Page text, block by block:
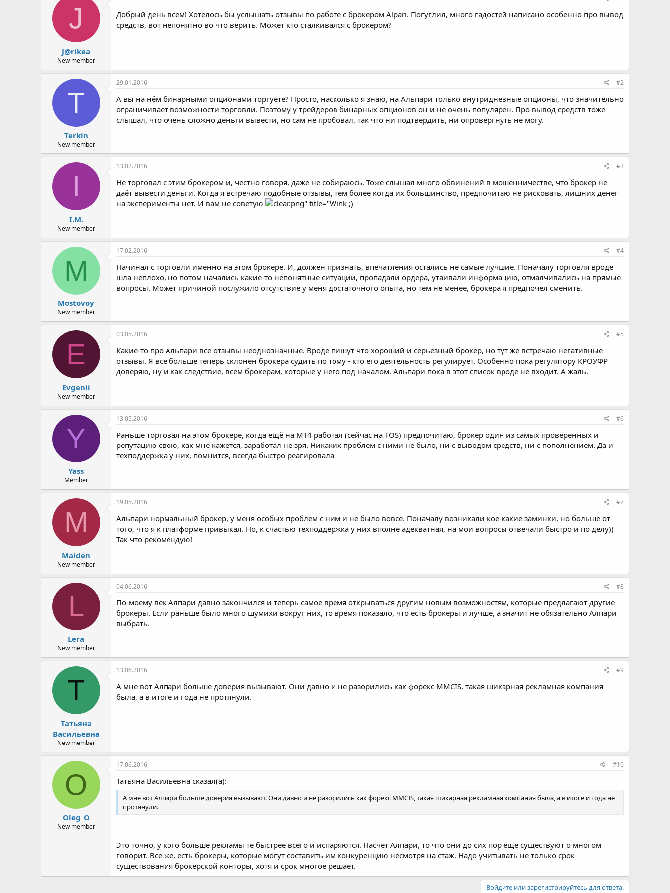
J
J@rikea
New member
Добрый день всем! Хотелось бы услышать отзывы по работе с брокером Alpari. Погуглил, много гадостей написано особенно про вывод
средств, вот непонятно во что верить. Может кто сталкивался с брокером?
T
Terkin
New member
29.01.2016 #2
А вы на нём бинарными опционами торгуете? Просто, насколько я знаю, на Альпари только внутридневные опционы, что значительно
ограничивает возможности торговли. Поэтому у трейдеров бинарных опционов он и не очень популярен. Про вывод средств тоже
слышал, что очень сложно деньги вывести, но сам не пробовал, так что ни подтвердить, ни опровергнуть не могу.
I
I.M.
New member
13.02.2016 #3
Не торговал с этим брокером и, честно говоря, даже не собираюсь. Тоже слышал много обвинений в мошенничестве, что брокер не
даёт вывести деньги. Когда я встречаю подобные отзывы, тем более когда их большинство, предпочитаю не рисковать, лишних денег
на эксперименты нет. И вам не советую
M
Mostovoy
New member
17.02.2016 #4
Начинал с торговли именно на этом брокере. И, должен признать, впечатления остались не самые лучшие. Поначалу торговля вроде
шла неплохо, но потом начались какие-то непонятные ситуации, пропадали ордера, утаивали информацию, отмалчивались на прямые
вопросы. Может причиной послужило отсутствие у меня достаточного опыта, но тем не менее, брокера я предпочел сменить.
E
Evgenii
New member
03.05.2016 #5
Какие-то про Альпари все отзывы неоднозначные. Вроде пишут что хороший и серьезный брокер, но тут же встречаю негативные
отзывы. Я все больше теперь склонен брокера судить по тому - кто его деятельность регулирует. Особенно пока регулятору КРОУФР
доверяю, ну и как следствие, всем брокерам, которые у него под началом. Альпари пока в этот список вроде не входит. А жаль.
Y
Yass
Member
13.05.2016 #6
Раньше торговал на этом брокере, когда ещё на МТ4 работал (сейчас на ТОS) предпочитаю, брокер один из самых проверенных и
репутацию свою, как мне кажется, заработал не зря. Никаких проблем с ними не было, ни с выводом средств, ни с пополнением. Да и
техподдержка у них, помнится, всегда быстро реагировала.
M
Maiden
New member
19.05.2016 #7
Альпари нормальный брокер, у меня особых проблем с ним и не было вовсе. Поначалу возникали кое-какие заминки, но больше от
того, что я к платформе привыкал. Но, к счастью техподдержка у них вполне адекватная, на мои вопросы отвечали быстро и по делу))
Так что рекомендую!
L
Lera
New member
04.06.2016 #8
По-моему век Алпари давно закончился и теперь самое время открываться другим новым возможностям, которые предлагают другие
брокеры. Если раньше было много шумихи вокруг них, то время показало, что есть брокеры и лучше, а значит не обязательно Алпари
выбрать.
Т
Татьяна
Васильевна
New member
13.06.2016 #9
А мне вот Алпари больше доверия вызывают. Они давно и не разорились как форекс MMCIS, такая шикарная рекламная компания
была, а в итоге и года не протянули.
O
Oleg_O
New member
17.06.2016 #10
Татьяна Васильевна сказал(а):
А мне вот Алпари больше доверия вызывают. Они давно и не разорились как форекс MMCIS, такая шикарная рекламная компания была, а в итоге и года не
протянули.
Это точно, у кого больше рекламы те быстрее всего и испаряются. Насчет Алпари, то что они до сих пор еще существуют о многом
говорит. Все же, есть брокеры, которые могут составить им конкуренцию несмотря на стаж. Надо учитывать не только срок
существования брокерской конторы, хотя и срок многое решает.
Войдите или зарегистрируйтесь для ответа.